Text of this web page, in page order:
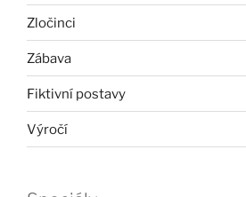
Zločinci
Zábava
Fiktivní postavy
Výročí